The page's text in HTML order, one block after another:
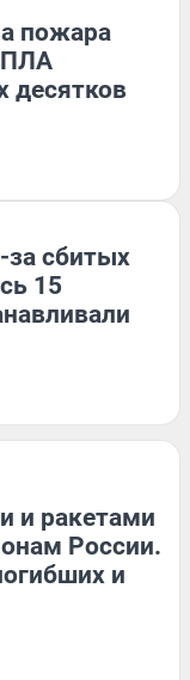
пожара
десятков
за сбитых
15
и ракетами
России.
и